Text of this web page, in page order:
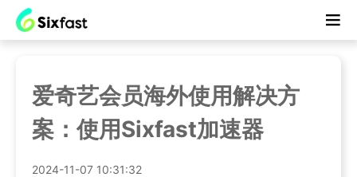
爱奇艺会员海外使用解决方
案：使用Sixfast加速器
2024-11-07 10:31:32